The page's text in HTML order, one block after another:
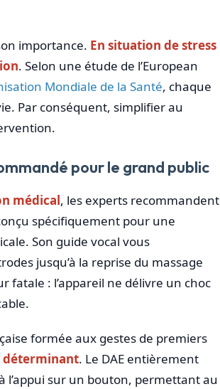
importance. En situation de stress
. Selon une étude de l’European
Mondiale de la Santé, chaque
Par conséquent, simplifier au
pour le grand public
médical, les experts recommandent
spécifiquement pour une
Son guide vocal vous
jusqu’à la reprise du massage
fatale : l’appareil ne délivre un choc
formée aux gestes de premiers
déterminant. Le DAE entièrement
sur un bouton, permettant au